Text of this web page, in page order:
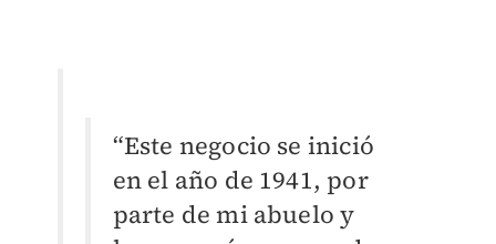
“Este negocio se inició
en el año de 1941, por
parte de mi abuelo y